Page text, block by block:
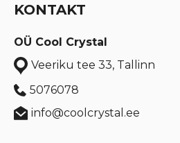
KONTAKT
OÜ Cool Crystal
Veeriku tee 33, Tallinn
5076078
info@coolcrystal.ee